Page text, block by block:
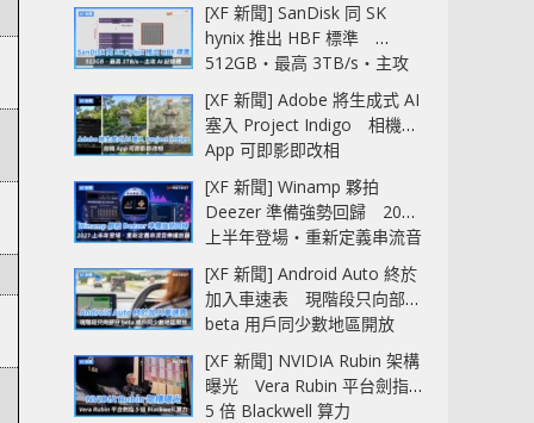
[XF 新聞] SanDisk 同 SK
hynix 推出 HBF 標準
512GB‧最高 3TB/s‧主攻
AI 記憶體
[XF 新聞] Adobe 將生成式 AI
塞入 Project Indigo 相機
App 可即影即改相
[XF 新聞] Winamp 夥拍
Deezer 準備強勢回歸 2027
上半年登場‧重新定義串流音
樂播放器
[XF 新聞] Android Auto 終於
加入車速表 現階段只向部分
beta 用戶同少數地區開放
[XF 新聞] NVIDIA Rubin 架構
曝光 Vera Rubin 平台劍指
5 倍 Blackwell 算力